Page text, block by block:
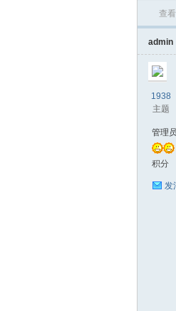
查
admin
1938
主题
管理员
积分
发